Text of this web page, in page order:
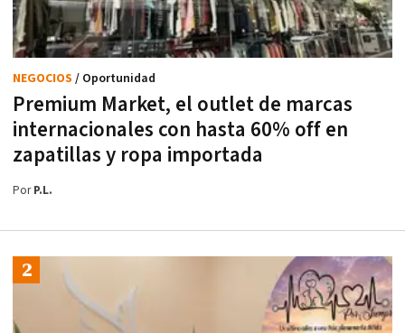
Premium Market, el outlet de marcas
internacionales con hasta 60% off en
zapatillas y ropa importada
NEGOCIOS / Oportunidad
PorP.L.